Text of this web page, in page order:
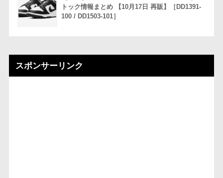
トック情報まとめ 【10月17日 再販】［DD1391-
100 / DD1503-101］
スポンサーリンク